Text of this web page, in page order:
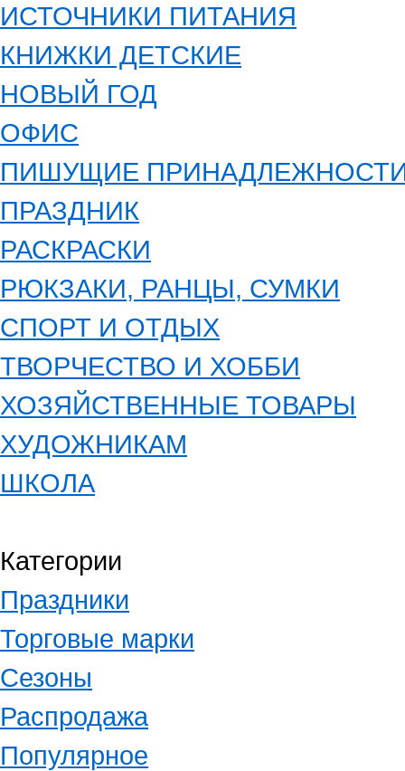
ИСТОЧНИКИ ПИТАНИЯ
КНИЖКИ ДЕТСКИЕ
НОВЫЙ ГОД
ОФИС
ПИШУЩИЕ
ПРАЗДНИК
РАСКРАСКИ
РЮКЗАКИ, РАНЦЫ, СУМКИ
СПОРТ И ОТДЫХ
ТВОРЧЕСТВО И ХОББИ
ХОЗЯЙСТВЕННЫЕ ТОВАРЫ
ХУДОЖНИКАМ
ШКОЛА
Категории
Праздники
Торговые марки
Сезоны
Распродажа
Популярное